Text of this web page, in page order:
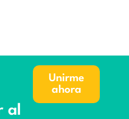
al
Unirme
ahora